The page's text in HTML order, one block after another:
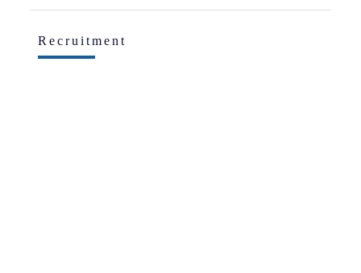
Recruitment